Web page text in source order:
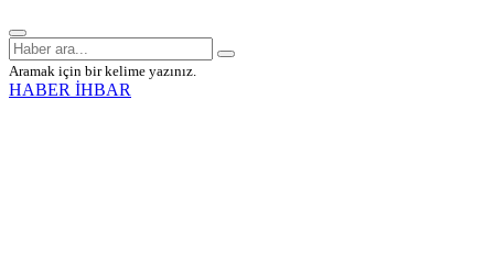
Aramak için bir kelime yazınız.
HABER İHBAR